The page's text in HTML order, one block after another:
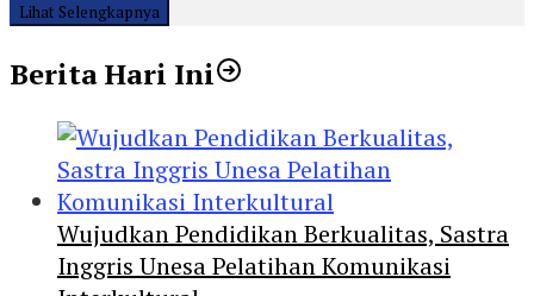
Lihat Selengkapnya
Berita Hari Ini
Wujudkan Pendidikan Berkualitas, Sastra
Inggris Unesa Pelatihan Komunikasi